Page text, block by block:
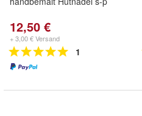
12,50 €
+ 3,00 € Versand
1